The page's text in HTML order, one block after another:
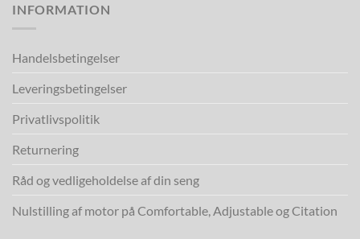
INFORMATION
Handelsbetingelser
Leveringsbetingelser
Privatlivspolitik
Returnering
Råd og vedligeholdelse af din seng
Nulstilling af motor på Comfortable, Adjustable og Citation